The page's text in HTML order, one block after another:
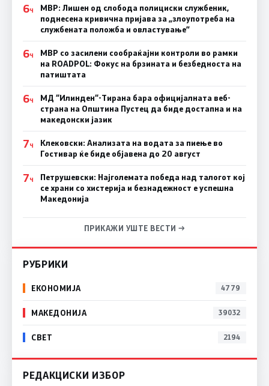
6Ч
МВР: Лишен од слобода полициски службеник,
поднесена кривична пријава за „злоупотреба на
службената положба и овластување”
6Ч
МВР со засилени сообраќајни контроли во рамки
на ROADPOL: Фокус на брзината и безбедноста на
патиштата
6Ч
МД “Илинден“-Тирана бара официјалната веб-
страна на Општина Пустец да биде достапна и на
македонски јазик
7Ч
Клековски: Анализата на водата за пиење во
Гостивар ќе биде објавена до 20 август
7Ч
Петрушевски: Најголемата победа над талогот кој
се храни со хистерија и безнадежност е успешна
Македонија
ПРИКАЖИ УШТЕ ВЕСТИ →
РУБРИКИ
ЕКОНОМИЈА 4779
МАКЕДОНИЈА 39032
СВЕТ 2194
РЕДАКЦИСКИ ИЗБОР